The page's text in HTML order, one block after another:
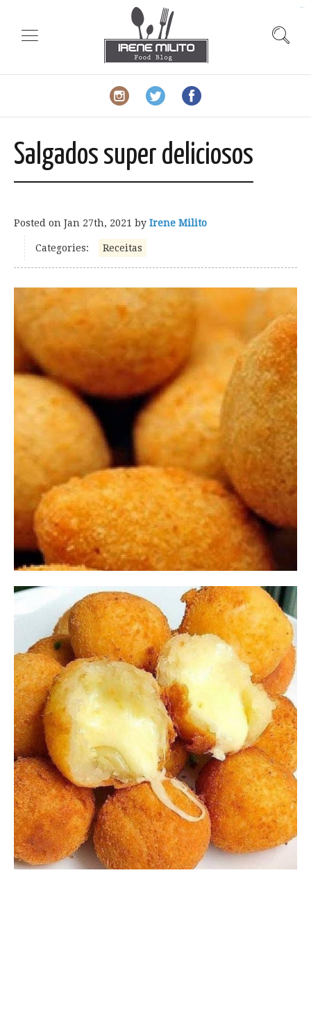
Salgados super deliciosos
Posted on Jan 27th, 2021 by Irene Milito
Categories: Receitas